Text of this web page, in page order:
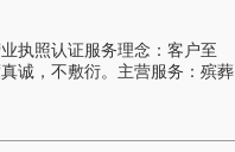
执照认证服务理念：客户至
诚，不敷衍。主营服务：殡葬